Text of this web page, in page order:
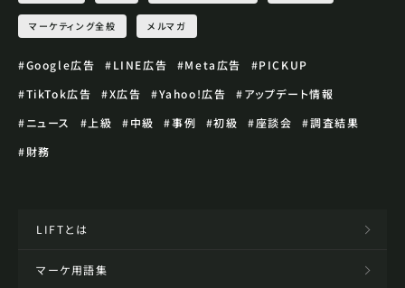
マーケティング全般 メルマガ
#Google広告 #LINE広告 #Meta広告
#PICKUP
#TikTok広告
#X広告 #Yahoo!広告
#アップデート情報
#ニュース
#上級 #中級 #事例 #初級 #座談会
#調査結果
#財務
LIFTとは
マーケ用語集